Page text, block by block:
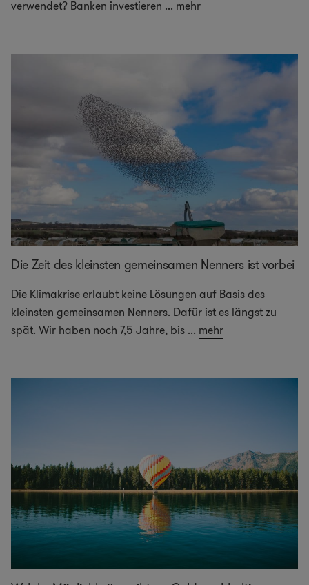
verwendet? Banken investieren ... mehr
Die Zeit des kleinsten gemeinsamen Nenners ist vorbei
Die Klimakrise erlaubt keine Lösungen auf Basis des
kleinsten gemeinsamen Nenners. Dafür ist es längst zu
spät. Wir haben noch 7,5 Jahre, bis ... mehr